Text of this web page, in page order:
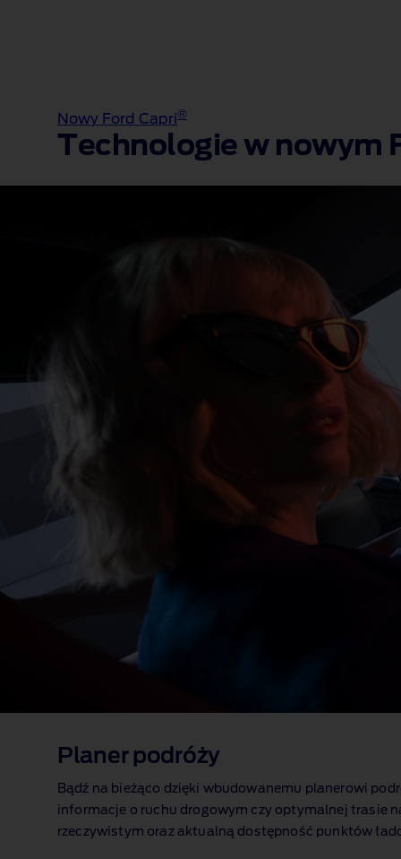
Nowy Ford Capri®
Technologie w nowym
Planer podróży
Bądź na bieżąco dzięki wbudowanemu planerowi
informacje o ruchu drogowym czy optymalnej trasie
rzeczywistym oraz aktualną dostępność punktów